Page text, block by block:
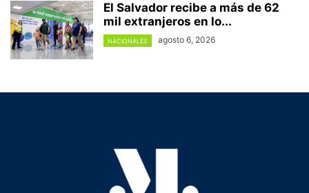
El Salvador recibe a más de 62
mil extranjeros en lo...
NACIONALES agosto 6, 2026